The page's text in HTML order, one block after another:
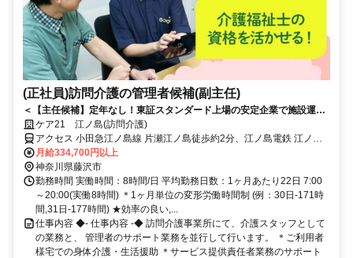
(正社員)訪問介護の管理者候補(副主任)
＜【主任候補】定年なし！東証スタンダード上場の安定企業で施設運営
を学ぶ◎キャリアUP応援＞いきなり管理者は不安という方へ。まずは副
主任として現場と運営を両立！定年制撤廃で長く安定して働ける環境で
す。
ケア21 江ノ島(訪問介護)
アクセス 小田急江ノ島線 片瀬江ノ島徒歩約2分、江ノ島電鉄 江ノ島B
改札口徒歩約9分、湘南モノレール 湘南江の島出入口徒歩約11分 小
田急江ノ島線「片瀬江ノ島」駅から徒歩約2分
月給334,700円以上
神奈川県藤沢市
勤務時間 実働時間：8時間/日 平均勤務日数：1ヶ月あたり22日 7:00
～20:00(実働8時間) ＊1ヶ月単位の変形労働時間制 (例：30日-171時
間,31日-177時間) ★効率の良い,...
仕事内容 ◆- 仕事内容 -◆ 訪問介護事業所にて、介護スタッフとして
の業務と、 管理者のサポート業務を並行して行います。 ＊ご利用者
様宅での身体介護・生活援助 ＊サービス提供責任者業務のサポート